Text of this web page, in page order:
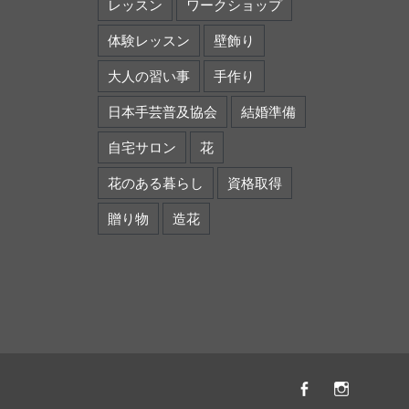
レッスン ワークショップ
体験レッスン 壁飾り
大人の習い事 手作り
日本手芸普及協会 結婚準備
自宅サロン 花
花のある暮らし 資格取得
贈り物 造花
Facebook